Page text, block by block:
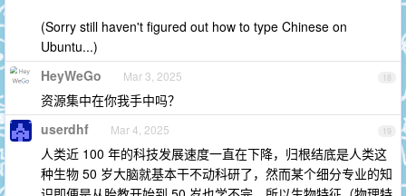
(Sorry still haven't figured out how to type Chinese on
Ubuntu...)
18
HeyWeGo Mar 3, 2025
资源集中在你我手中吗？
19
userdhf Mar 4, 2025
人类近 100 年的科技发展速度一直在下降，归根结底是人类这
种生物 50 岁大脑就基本干不动科研了，然而某个细分专业的知